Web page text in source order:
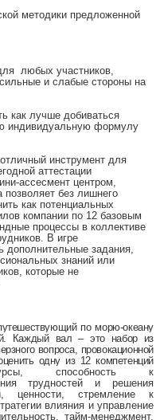
методики предложенной
любых участников,
и слабые стороны на
как лучше добиваться
индивидуальную формулу
инструмент для
аттестации
ассесмент центром,
без лишнего
как потенциальных
компании по 12 базовым
процессы в коллективе
В игре
дополнительные задания,
знаний или
которые не
по морю-океану
Каждый вал – это набор из
вопроса, провокационной
одну из 12 компетенций
способность к
трудностей и решения
ценности, стремление к
влияния и управление
тайм-менеджмент,